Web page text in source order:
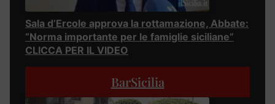
Sala d’Ercole approva la rottamazione, Abbate:
“Norma importante per le famiglie siciliane”
CLICCA PER IL VIDEO
BarSicilia